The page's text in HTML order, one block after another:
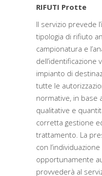
RIFUTI Protte
Il servizio prevede
tipologia di rifiuto
campionatura e
dell’identificazione
impianto di
tutte le
normative, in base
qualitative e
corretta gestione
trattamento. La
con
opportunamente
provvederà al